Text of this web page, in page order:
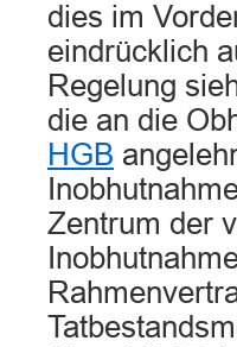
dies im
eindrücklich
Regelung
die an die
HGB
Zentrum der